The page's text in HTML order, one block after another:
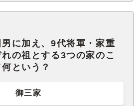
に加え、9代将軍・家重
の祖とする3つの家のこ
という？
御三家